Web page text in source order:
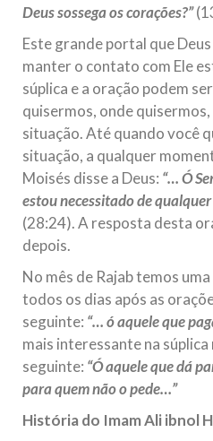
Deus sossega os corações?”
Este grande portal que
manter o contato com Ele
súplica e a oração podem
quisermos, onde
situação. Até quando você
situação, a qualquer
Moisés disse a Deus: “… Ó
estou necessitado de
(28:24). A resposta desta
depois.
No mês de Rajab temos
todos os dias após as
seguinte: “… ó aquele que
mais interessante na súplica
seguinte: “Ó aquele que dá
para quem não o pede…”
História do Imam Ali ibnol